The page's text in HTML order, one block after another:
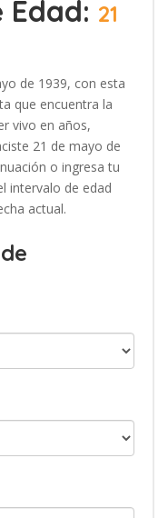
Edad: 21
de 1939, con esta
que encuentra la
vivo en años,
21 de mayo de
o ingresa tu
intervalo de edad
actual.